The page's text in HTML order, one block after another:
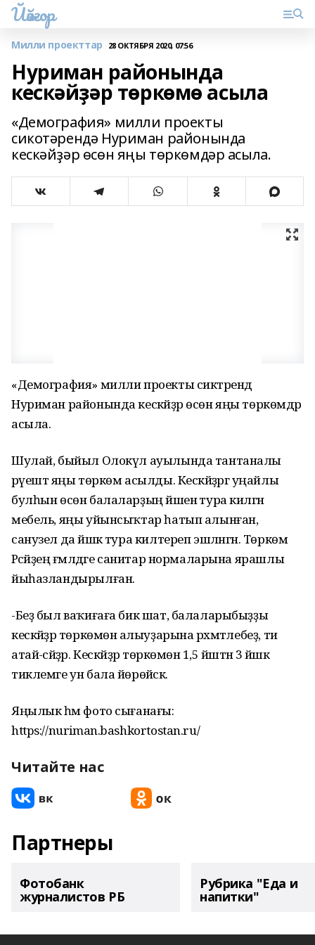
Йәйғор
Милли проекттар 28 ОКТЯБРЯ 2020, 07:56
Нуриман районында
кескәйҙәр төркөмө асыла
«Демография» милли проекты
сикотәрендә Нуриман районында
кескәйҙәр өсөн яңы төркөмдәр асыла.
«Демография» милли проекты сиктәрендә
Нуриман районында кескәйҙәр өсөн яңы төркөмдәр
асыла.
Шулай, быйыл Олокүл ауылында тантаналы
рәүештә яңы төркөм асылды. Кескәйҙәргә уңайлы
булһын өсөн балаларҙың йәшенә тура килгән
мебель, яңы уйынсыҡтар һатып алынған,
санузел да йәшкә тура килтереп эшләнгән. Төркөм
Рәсәйҙең ғәмәлдәге санитар нормаларына ярашлы
йыһазландырылған.
-Беҙ был ваҡиғаға бик шат, балаларыбыҙҙы
кескәйҙәр төркөмөнә алыуҙарына рәхмәтлебеҙ, ти
атай-әсәйҙәр. Кескәйҙәр төркөмөнә 1,5 йәштән 3 йәшкә
тиклемге ун бала йөрөйәсәк.
Яңылык һәм фото сығанағы:
https://nuriman.bashkortostan.ru/
Читайте нас
Партнеры
Фотобанк
журналистов РБ
Рубрика "Еда и
напитки"